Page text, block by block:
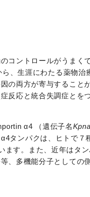
コントロールがうまく
、生涯にわたる薬物治
の両方が寄与すること
反応と統合失調症とを
α4 （遺伝子名
タンパクは、ヒトで７
す。また、近年はタン
、多機能分子としての